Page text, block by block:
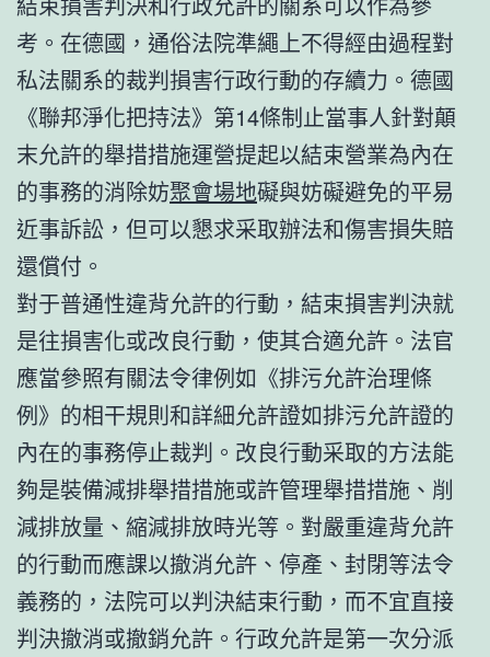
考。在德國，通俗法院準繩上不得經由過程對
私法關系的裁判損害行政行動的存續力。德國
《聯邦淨化把持法》第14條制止當事人針對顛
末允許的舉措措施運營提起以結束營業為內在
的事務的消除妨聚會場地礙與妨礙避免的平易
近事訴訟，但可以懇求采取辦法和傷害損失賠
還償付。
對于普通性違背允許的行動，結束損害判決就
是往損害化或改良行動，使其合適允許。法官
應當參照有關法令律例如《排污允許治理條
例》的相干規則和詳細允許證如排污允許證的
內在的事務停止裁判。改良行動采取的方法能
夠是裝備減排舉措措施或許管理舉措措施、削
減排放量、縮減排放時光等。對嚴重違背允許
的行動而應課以撤消允許、停產、封閉等法令
義務的，法院可以判決結束行動，而不宜直接
判決撤消或撤銷允許。行政允許是第一次分派